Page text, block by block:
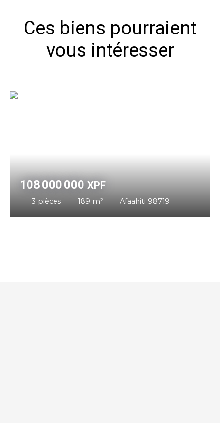
Ces biens pourraient
vous intéresser
108 000 000XPF
3 pièces 189 m² Afaahiti 98719